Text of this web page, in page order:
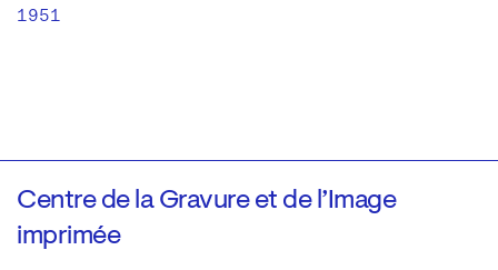
1951
Centre de la Gravure et de l’Image
imprimée